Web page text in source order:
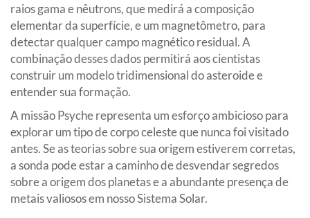
raios gama e nêutrons, que medirá a composição
elementar da superfície, e um magnetômetro, para
detectar qualquer campo magnético residual. A
combinação desses dados permitirá aos cientistas
construir um modelo tridimensional do asteroide e
entender sua formação.
A missão Psyche representa um esforço ambicioso para
explorar um tipo de corpo celeste que nunca foi visitado
antes. Se as teorias sobre sua origem estiverem corretas,
a sonda pode estar a caminho de desvendar segredos
sobre a origem dos planetas e a abundante presença de
metais valiosos em nosso Sistema Solar.